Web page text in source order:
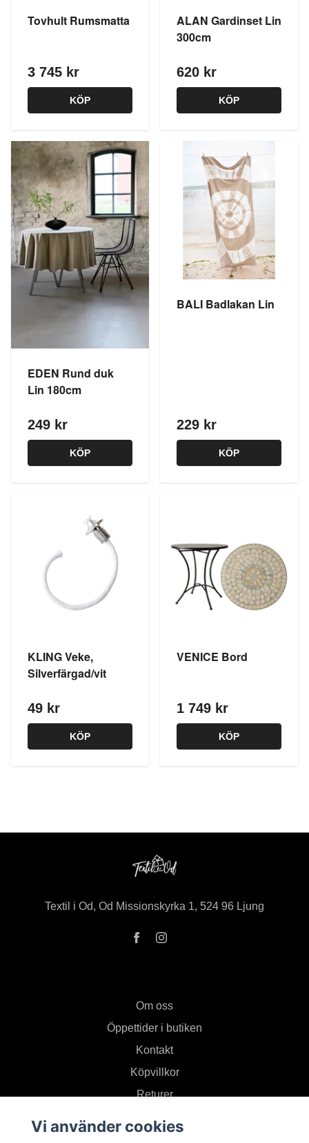
Tovhult Rumsmatta
3 745 kr
KÖP
ALAN Gardinset Lin
300cm
620 kr
KÖP
EDEN Rund duk
Lin 180cm
249 kr
KÖP
BALI Badlakan Lin
229 kr
KÖP
KLING Veke,
Silverfärgad/vit
49 kr
KÖP
VENICE Bord
1 749 kr
KÖP
Textil i Od, Od Missionskyrka 1, 524 96 Ljung
Om oss
Öppettider i butiken
Kontakt
Köpvillkor
Returer
Vi använder cookies